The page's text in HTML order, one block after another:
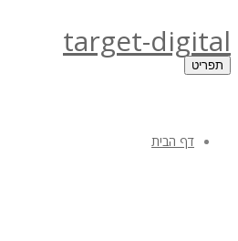
target-digital
תפריט
דף הבית